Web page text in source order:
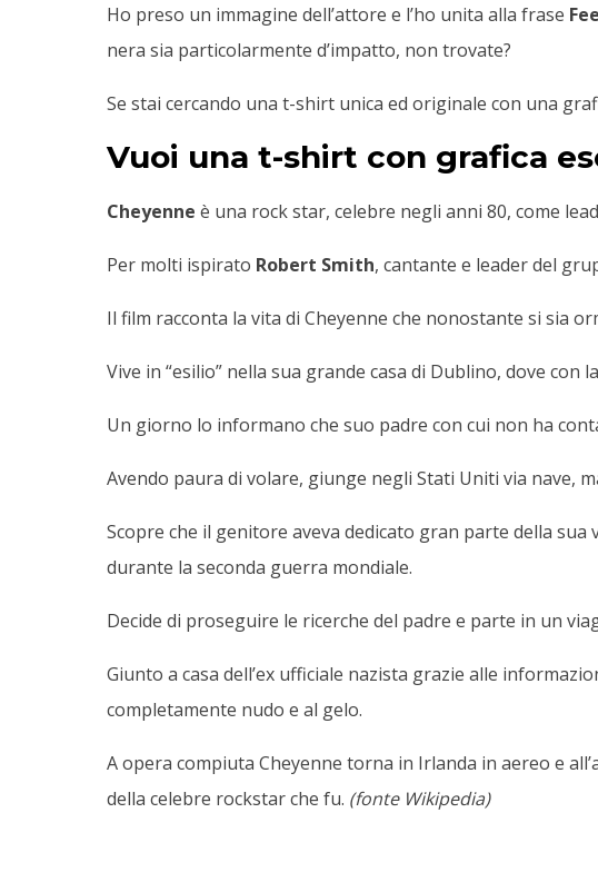
Ho preso un immagine dell’attore e l’ho unita alla frase
nera sia particolarmente d’impatto, non trovate?
Se stai cercando una t-shirt unica ed originale con una
Vuoi una t-shirt con grafica
Cheyenne è una rock star, celebre negli anni 80, come
Per molti ispirato Robert Smith, cantante e leader del
Il film racconta la vita di Cheyenne che nonostante si sia
Vive in “esilio” nella sua grande casa di Dublino, dove
Un giorno lo informano che suo padre con cui non ha
Avendo paura di volare, giunge negli Stati Uniti via nave,
Scopre che il genitore aveva dedicato gran parte della
durante la seconda guerra mondiale.
Decide di proseguire le ricerche del padre e parte in un
Giunto a casa dell’ex ufficiale nazista grazie alle
completamente nudo e al gelo.
A opera compiuta Cheyenne torna in Irlanda in aereo e
della celebre rockstar che fu. (fonte Wikipedia)